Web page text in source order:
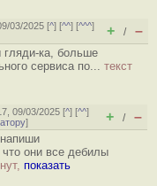
03/2025 [^] [^^] [^^^]
+ / –
ка, больше
сервиса по... текст
09/03/2025 [^] [^^]
] + / –
они все дебилы
показать